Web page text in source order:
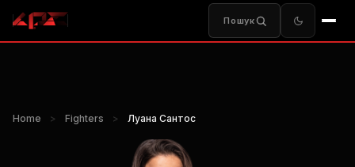
Пошук
Home > Fighters > Луана Сантос